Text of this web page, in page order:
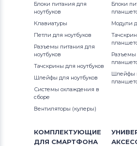
Medion
Аккумуляторы для
Аккумуляторы для
Аккумуляторы для
Аккумуляторы для
Аккумуляторы для
Inspiron 11z
Inspiron 14
Inspiron 14V
Inspiron 14Z
13z (N311z)
14 7466
14 7467
14-7000
1400
1420
Блоки питания для
ноутбуков
Клавиатуры
Петли для ноутбуков
Разъемы питания для
ноутбуков
Тачскрины для ноутбуков
Шлейфы для ноутбуков
Системы охлаждения в
сборе
Вентиляторы (кулеры)
Блоки
Модули
Разъемы
Шлейфы
КОМПЛЕКТУЮЩИЕ
ДЛЯ СМАРТФОНА